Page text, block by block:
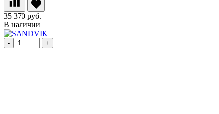
35 370 руб.
В наличии
- +